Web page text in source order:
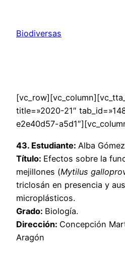
contenido
Biodiversas
title=»2020-21″
e2e40d57-
43. Estudiante: Alba Gómez
Título: Efectos sobre la
mejillones (Mytilus
triclosán en presencia y
microplásticos.
Grado: Biología.
Dirección: Concepción
Aragón